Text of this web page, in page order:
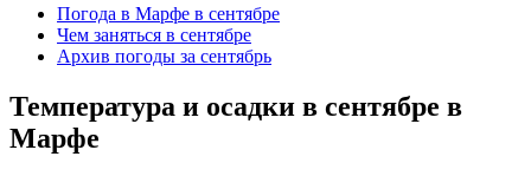
Погода в Марфе в сентябре
Чем заняться в сентябре
Архив погоды за сентябрь
Температура и осадки в сентябре в
Марфе